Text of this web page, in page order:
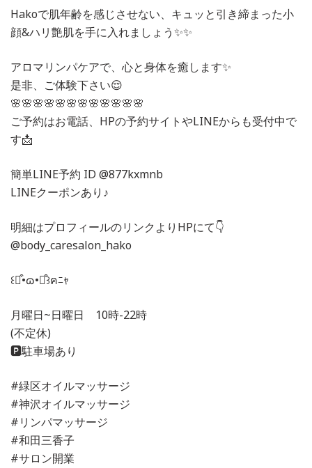
Hakoで肌年齢を感じさせない、キュッと引き締まった小
顔&ハリ艶肌を手に入れましょう✨✨
アロマリンパケアで、心と身体を癒します✨
是非、ご体験下さい😌
🌸🌸🌸🌸🌸🌸🌸🌸🌸🌸🌸🌸
ご予約はお電話、HPの予約サイトやLINEからも受付中で
す📩
簡単LINE予約 ID @877kxmnb
LINEクーポンあり♪
明細はプロフィールのリンクよりHPにて👇
@body_caresalon_hako
꒰⌯͒•ɷ•⌯͒꒱ฅﾆｬ
月曜日~日曜日 10時-22時
(不定休)
🅿️駐車場あり
#緑区オイルマッサージ
#神沢オイルマッサージ
#リンパマッサージ
#和田三香子
#サロン開業